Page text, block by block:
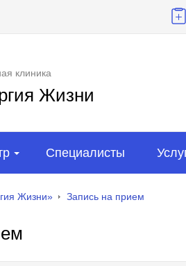
клиника
Жизни
Специалисты
Жизни» Запись на прием